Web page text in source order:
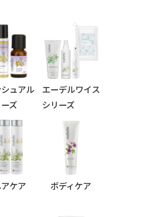
ュアル
ズ
エーデルワイス
シリーズ
ケア ボディケア